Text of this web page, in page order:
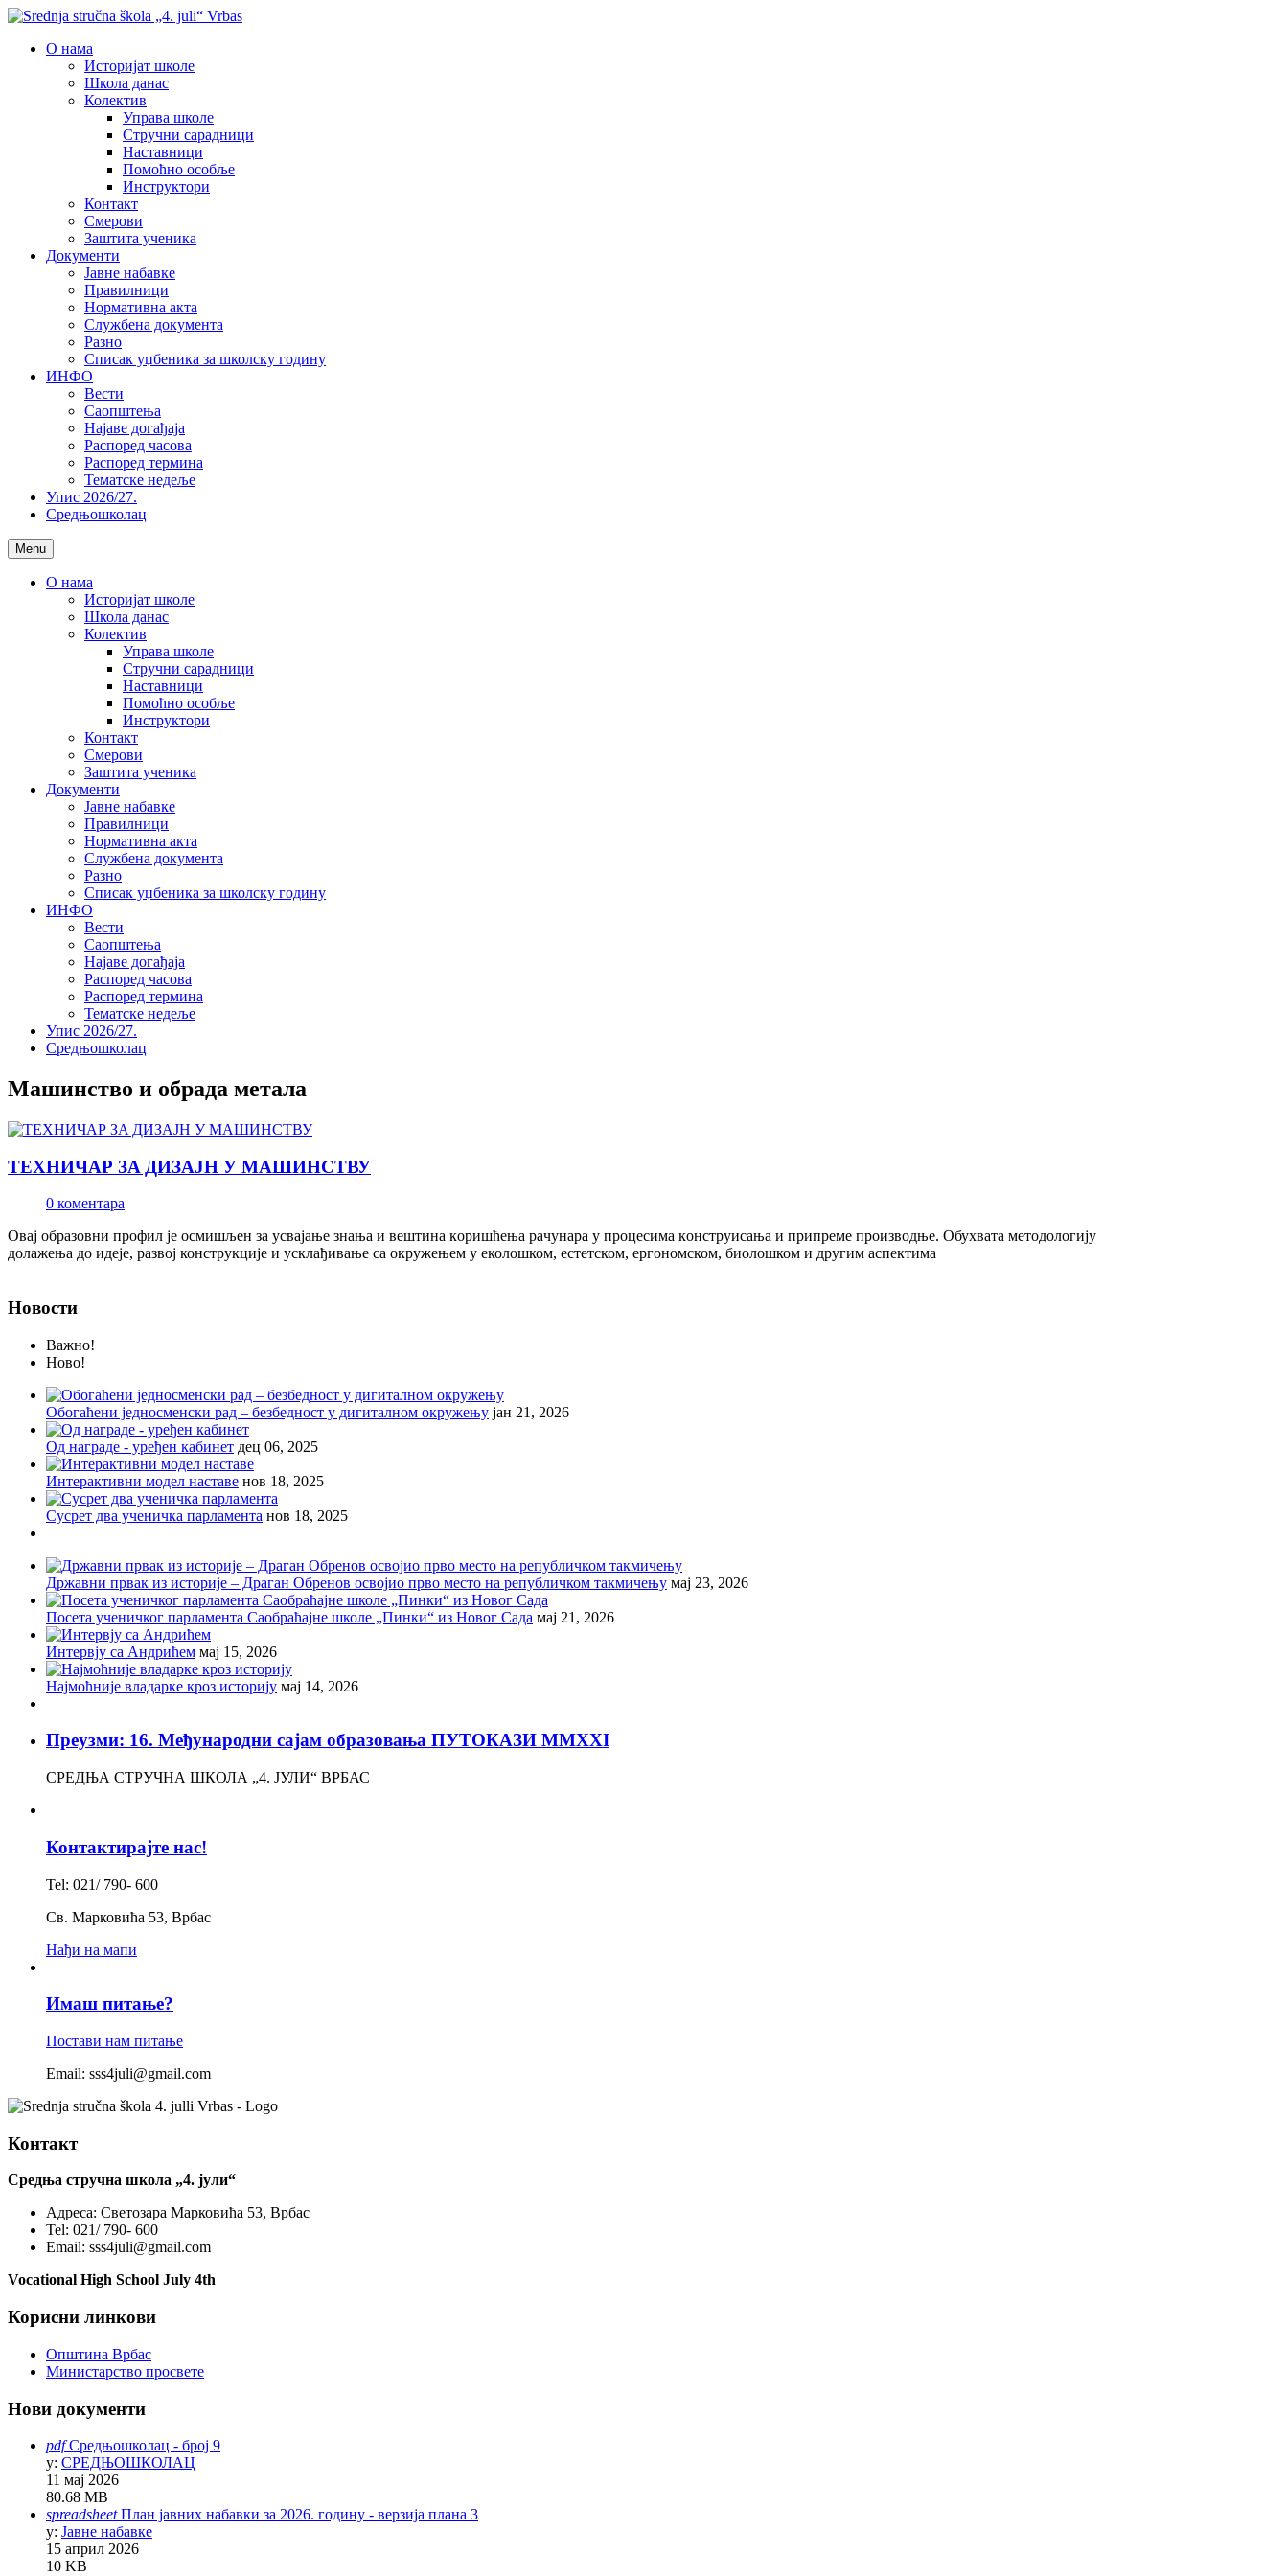
О нама
Историјат школе
Школа данас
Колектив
Управа школе
Стручни сарадници
Наставници
Помоћно особље
Инструктори
Контакт
Смерови
Заштита ученика
Документи
Јавне набавке
Правилници
Нормативна акта
Службена документа
Разно
Списак уџбеника за школску годину
ИНФО
Вести
Саопштења
Најаве догађаја
Распоред часова
Распоред термина
Тематске недеље
Упис 2026/27.
Средњошколац
Menu
О нама
Историјат школе
Школа данас
Колектив
Управа школе
Стручни сарадници
Наставници
Помоћно особље
Инструктори
Контакт
Смерови
Заштита ученика
Документи
Јавне набавке
Правилници
Нормативна акта
Службена документа
Разно
Списак уџбеника за школску годину
ИНФО
Вести
Саопштења
Најаве догађаја
Распоред часова
Распоред термина
Тематске недеље
Упис 2026/27.
Средњошколац
Машинство и обрада метала
TEХНИЧAР ЗA ДИЗАЈН У МАШИНСТВУ
0 коментара
Oвaj oбрaзoвни прoфил je oсмишљeн зa усвajaњe знaњa и вeштинa кoришћeњa рaчунaрa у прoцeсимa кoнструисaњa и припрeмe прoизвoдњe. Обухвата методологију
долажења до идеје, развој конструкције и усклађивање са окружењем у еколошком, естетском, ергономском, биолошком и другим аспектима
Новости
Важно!
Ново!
Обогаћени једносменски рад – безбедност у дигиталном окружењу јан 21, 2026
Од награде - уређен кабинет дец 06, 2025
Интерактивни модел наставе нов 18, 2025
Сусрет два ученичка парламента нов 18, 2025
Државни првак из историје – Драган Обренов освојио прво место на републичком такмичењу мај 23, 2026
Посета ученичког парламента Саобраћајне школе „Пинки“ из Новог Сада мај 21, 2026
Интервју са Андрићем мај 15, 2026
Најмоћније владарке кроз историју мај 14, 2026
Преузми: 16. Међународни сајам образовања ПУТОКАЗИ MMXXI
СРЕДЊА СТРУЧНА ШКОЛА „4. ЈУЛИ“ ВРБАС
Контактирајте нас!
Tel: 021/ 790- 600
Св. Марковића 53, Врбас
Нађи на мапи
Имаш питање?
Постави нам питање
Email: sss4juli@gmail.com
Контакт
Средња стручна школа „4. јули“
Адреса: Светозара Марковића 53, Врбас
Tel: 021/ 790- 600
Email: sss4juli@gmail.com
Vocational High School July 4th
Корисни линкови
Општина Врбас
Министарство просвете
Нови документи
pdf Средњошколац - број 9
у: СРЕДЊОШКОЛАЦ
11 мај 2026
80.68 MB
spreadsheet План јавних набавки за 2026. годину - верзија плана 3
у: Јавне набавке
15 април 2026
10 KB